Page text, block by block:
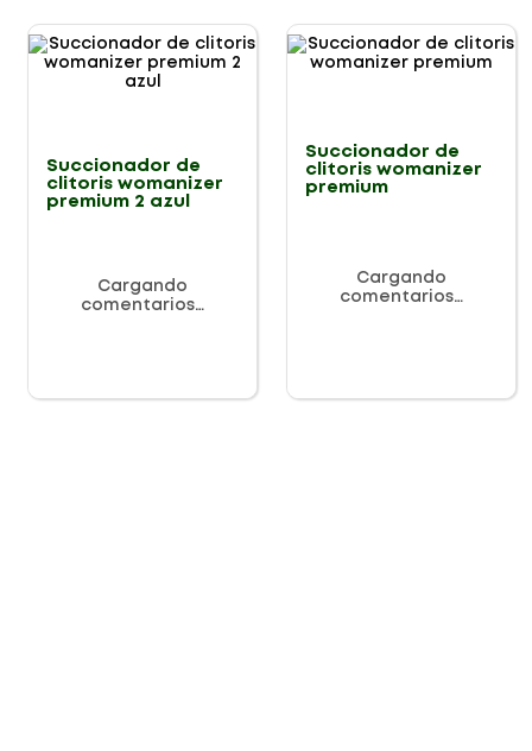
Succionador de
clitoris womanizer
premium 2 azul
Cargando
comentarios…
Succionador de
clitoris womanizer
premium
Cargando
comentarios…